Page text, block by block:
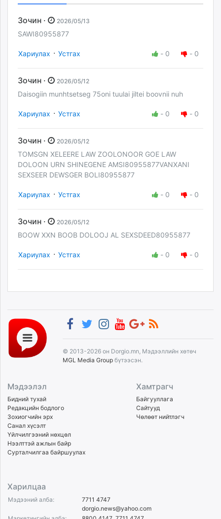
Зочин · 2026/05/13
SAWI80955877
Хариулах · Устгах - 0 - 0
Зочин · 2026/05/12
Daisogiin munhtsetseg 75oni tuulai jiltei boovnii nuh
Хариулах · Устгах - 0 - 0
Зочин · 2026/05/12
TOMSGN XELEERE LAW ZOOLONOOR GOE LAW
DOLOON URN SHINEGENE AMSI80955877VANXANI
SEXSEER DEWSGER BOLI80955877
Хариулах · Устгах - 0 - 0
Зочин · 2026/05/12
BOOW XXN BOOB DOLOOJ AL SEXSDEED80955877
Хариулах · Устгах - 0 - 0
© 2013-2026 он Dorgio.mn, Мэдээллийн хөтөч
MGL Media Group бүтээсэн.
Мэдээлэл
Бидний тухай
Редакцийн бодлого
Зохиогчийн эрх
Санал хүсэлт
Үйлчилгээний нөхцөл
Нээлттэй ажлын байр
Сурталчилгаа байршуулах
Хамтрагч
Байгууллага
Сайтууд
Чөлөөт нийтлэгч
Харилцаа
Мэдээний алба:
7711 4747
dorgio.news@yahoo.com